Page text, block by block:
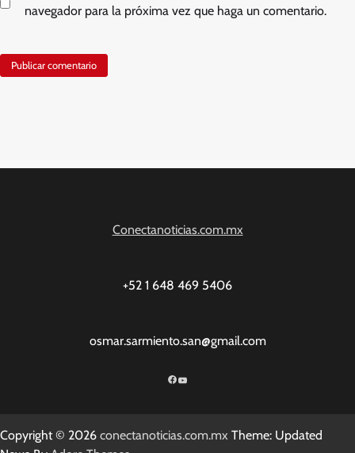
navegador para la próxima vez que haga un comentario.
Conectanoticias.com.mx
+52 1 648 469 5406
osmar.sarmiento.san@gmail.com
Facebook
YouTube
Copyright © 2026 conectanoticias.com.mx Theme: Updated